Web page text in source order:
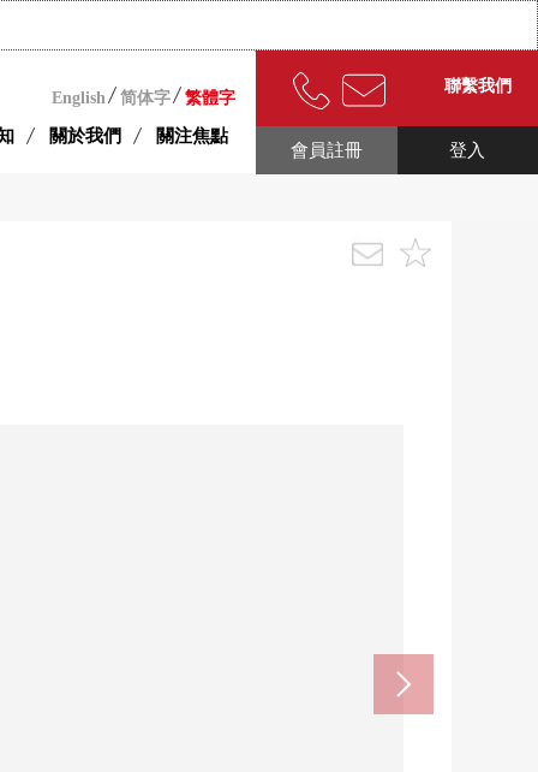
English 简体字 繁體字
關於我們 關注焦點
聯繫我們
登入
會員註冊